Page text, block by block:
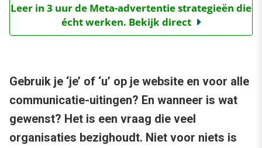
Leer in 3 uur de Meta-advertentie strategieën die
écht werken. Bekijk direct
Gebruik je ‘je’ of ‘u’ op je website en voor alle
communicatie-uitingen? En wanneer is wat
gewenst? Het is een vraag die veel
organisaties bezighoudt. Niet voor niets is